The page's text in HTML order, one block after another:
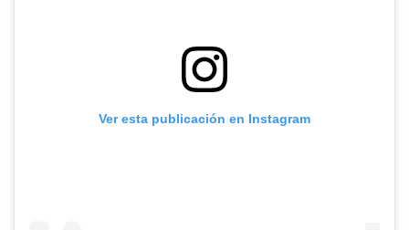
Ver esta publicación en Instagram